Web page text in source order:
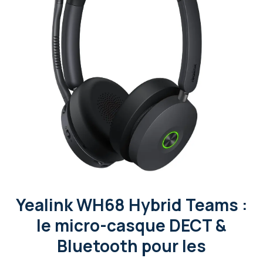
Yealink WH68 Hybrid Teams :
le micro-casque DECT &
Bluetooth pour les